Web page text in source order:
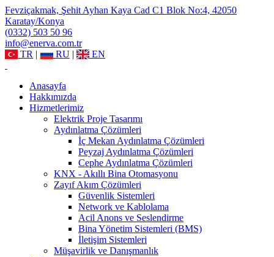
Fevziçakmak, Şehit Ayhan Kaya Cad C1 Blok No:4, 42050
Karatay/Konya
(0332) 503 50 96
info@enerva.com.tr
TR | RU | EN
Anasayfa
Hakkımızda
Hizmetlerimiz
Elektrik Proje Tasarımı
Aydınlatma Çözümleri
İç Mekan Aydınlatma Çözümleri
Peyzaj Aydınlatma Çözümleri
Cephe Aydınlatma Çözümleri
KNX - Akıllı Bina Otomasyonu
Zayıf Akım Çözümleri
Güvenlik Sistemleri
Network ve Kablolama
Acil Anons ve Seslendirme
Bina Yönetim Sistemleri (BMS)
İletişim Sistemleri
Müşavirlik ve Danışmanlık